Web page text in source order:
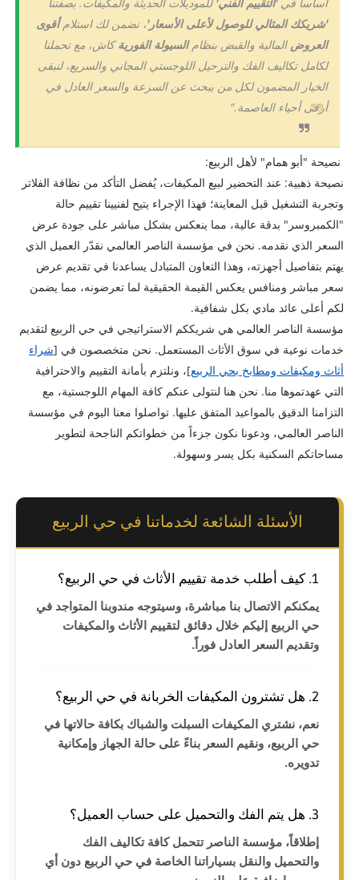
'شريكك المثالي للوصول لأعلى الأسعار'، نضمن لك استلامأقوى
العروض المالية والقبض بنظامالسيولة الفوريةكاش، مع تحملنا
لكامل تكاليف الفك والترحيل اللوجستي المجاني والسريع، لنبقى
الخيار المضمون لكل من يبحث عن السرعة والسعر العادل في
أرقى أحياء العاصمة."
نصيحة "أبو همام" لأهل الربيع:
​نصيحة ذهبية: عند التحضير لبيع المكيفات، يُفضل التأكد من نظافة الفلاتر
وتجربة التشغيل قبل المعاينة؛ فهذا الإجراء يتيح لفنيينا تقييم حالة
"الكمبروسر" بدقة عالية، مما ينعكس بشكل مباشر على جودة عرض
السعر الذي نقدمه. نحن في مؤسسة الناصر العالمي نقدّر العميل الذي
يهتم بتفاصيل أجهزته، وهذا التعاون المتبادل يساعدنا في تقديم عرض
سعر مباشر ومنافس يعكس القيمة الحقيقية لما تعرضونه، مما يضمن
لكم أعلى عائد مادي بكل شفافية.
مؤسسة الناصر العالمي هي شريككم الاستراتيجي في حي الربيع لتقديم
خدمات نوعية في سوق الأثاث المستعمل. نحن متخصصون في [شراء
أثاث ومكيفات ومطابخ بحي الربيع]، ونلتزم بأمانة التقييم والاحترافية
التي عهدتموها منا. نحن هنا لنتولى عنكم كافة المهام اللوجستية، مع
التزامنا الدقيق بالمواعيد المتفق عليها. تواصلوا معنا اليوم في مؤسسة
الناصر العالمي، ودعونا نكون جزءاً من خطواتكم الناجحة لتطوير
مساحاتكم السكنية بكل يسر وسهولة.
الأسئلة الشائعة لخدماتنا في حي الربيع
1. كيف أطلب خدمة تقييم الأثاث في حي الربيع؟
يمكنكم الاتصال بنا مباشرة، وسيتوجه مندوبنا المتواجد في
حي الربيع إليكم خلال دقائق لتقييم الأثاث والمكيفات
وتقديم السعر العادل فوراً.
2. هل تشترون المكيفات الخربانة في حي الربيع؟
نعم، نشتري المكيفات السبلت والشباك بكافة حالاتها في
حي الربيع، ونقيم السعر بناءً على حالة الجهاز وإمكانية
تدويره.
3. هل يتم الفك والتحميل على حساب العميل؟
إطلاقاً، مؤسسة الناصر تتحمل كافة تكاليف الفك
والتحميل والنقل بسياراتنا الخاصة في حي الربيع دون أي